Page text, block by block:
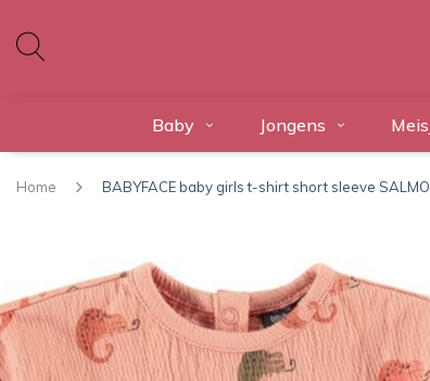
Baby Jongens
Home BABYFACE baby girls t-shirt short sleeve